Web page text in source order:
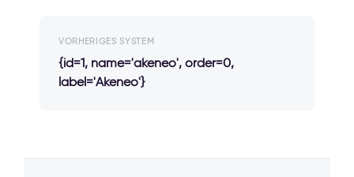
VORHERIGES SYSTEM
{id=1, name='akeneo', order=0,
label='Akeneo'}